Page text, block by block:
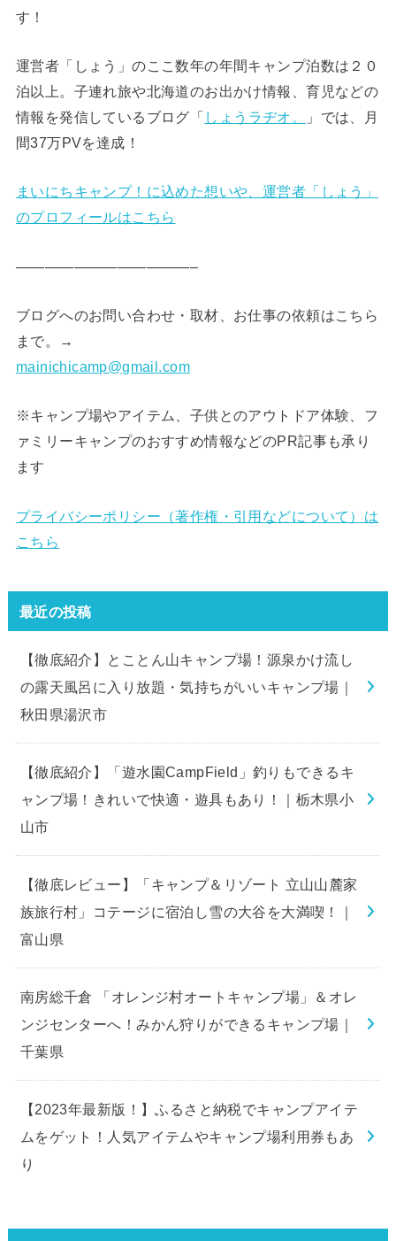
す！
運営者「しょう」のここ数年の年間キャンプ泊数は２０
泊以上。子連れ旅や北海道のお出かけ情報、育児などの
情報を発信しているブログ「 しょうラヂオ。
」では、月
間37万PVを達成！
まいにちキャンプ！に込めた想いや、運営者「しょう」
のプロフィールはこちら
————————————–
ブログへのお問い合わせ・取材、お仕事の依頼はこちら
まで。→
mainichicamp@gmail.com
※キャンプ場やアイテム、子供とのアウトドア体験、フ
ァミリーキャンプのおすすめ情報などのPR記事も承り
ます
プライバシーポリシー（著作権・引用などについて）は
こちら
最近の投稿
【徹底紹介】とことん山キャンプ場！源泉かけ流し
の露天風呂に入り放題・気持ちがいいキャンプ場｜
秋田県湯沢市
【徹底紹介】「遊水園CampField」釣りもできるキ
ャンプ場！きれいで快適・遊具もあり！｜栃木県小
山市
【徹底レビュー】「キャンプ＆リゾート 立山山麓家
族旅行村」コテージに宿泊し雪の大谷を大満喫！｜
富山県
南房総千倉 「オレンジ村オートキャンプ場」＆オレ
ンジセンターへ！みかん狩りができるキャンプ場｜
千葉県
【2023年最新版！】ふるさと納税でキャンプアイテ
ムをゲット！人気アイテムやキャンプ場利用券もあ
り